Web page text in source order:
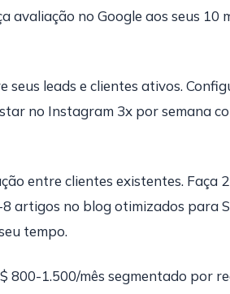
avaliação no Google aos seus 10
seus leads e clientes ativos.
no Instagram 3x por semana
entre clientes existentes. Faça
artigos no blog otimizados para
tempo.
800-1.500/mês segmentado por